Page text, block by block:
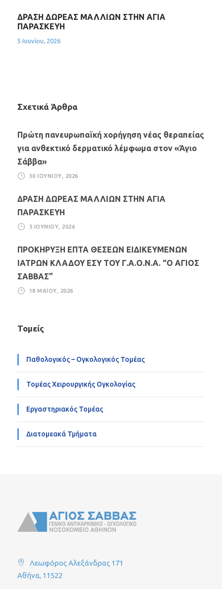
ΔΡΑΣΗ ΔΩΡΕΑΣ ΜΑΛΛΙΩΝ ΣΤΗΝ ΑΓΙΑ
ΠΑΡΑΣΚΕΥΗ
5 Ιουνίου, 2026
Σχετικά Άρθρα
Πρώτη πανευρωπαϊκή χορήγηση νέας θεραπείας
για ανθεκτικό δερματικό λέμφωμα στον «Άγιο
Σάββα»
30 ΙΟΥΝΊΟΥ, 2026
ΔΡΑΣΗ ΔΩΡΕΑΣ ΜΑΛΛΙΩΝ ΣΤΗΝ ΑΓΙΑ
ΠΑΡΑΣΚΕΥΗ
5 ΙΟΥΝΊΟΥ, 2026
ΠΡΟΚΗΡΥΞΗ ΕΠΤΑ ΘΕΣΕΩΝ ΕΙΔΙΚΕΥΜΕΝΩΝ
ΙΑΤΡΩΝ ΚΛΑΔΟΥ ΕΣΥ ΤΟΥ Γ.Α.Ο.Ν.Α. “Ο ΑΓΙΟΣ
ΣΑΒΒΑΣ”
18 ΜΑΪ́ΟΥ, 2026
Τομείς
Παθολογικός – Ογκολογικός Τομέας
Τομέας Χειρουργικής Ογκολογίας
Εργαστηριακός Τομέας
Διατομεακά Τμήματα
Λεωφόρος Αλεξάνδρας 171
Αθήνα, 11522